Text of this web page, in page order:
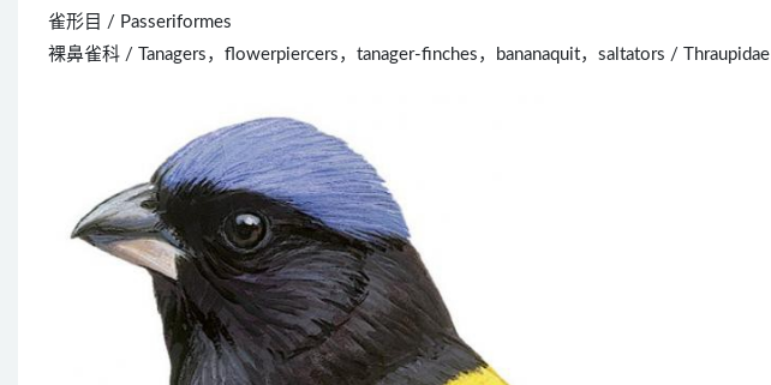
雀形目 / Passeriformes
裸鼻雀科 / Tanagers，flowerpiercers，tanager-finches，bananaquit，saltators / Thraupidae